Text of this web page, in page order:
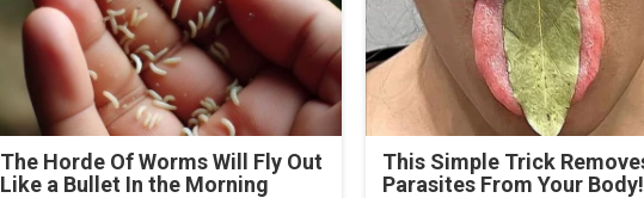
The Horde Of Worms Will Fly Out
Like a Bullet In the Morning
This Simple Trick
Parasites From Your Body!